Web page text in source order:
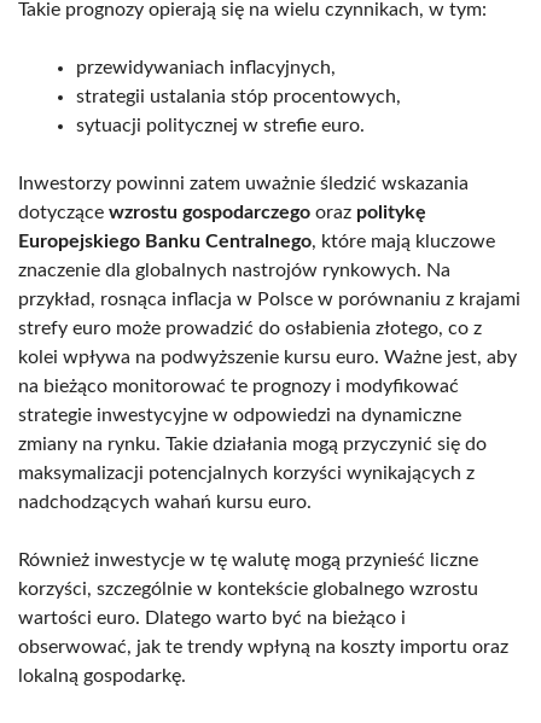
Takie prognozy opierają się na wielu czynnikach, w tym:
przewidywaniach inflacyjnych,
strategii ustalania stóp procentowych,
sytuacji politycznej w strefie euro.
Inwestorzy powinni zatem uważnie śledzić wskazania
dotyczące wzrostu gospodarczego oraz politykę
Europejskiego Banku Centralnego, które mają kluczowe
znaczenie dla globalnych nastrojów rynkowych. Na
przykład, rosnąca inflacja w Polsce w porównaniu z krajami
strefy euro może prowadzić do osłabienia złotego, co z
kolei wpływa na podwyższenie kursu euro. Ważne jest, aby
na bieżąco monitorować te prognozy i modyfikować
strategie inwestycyjne w odpowiedzi na dynamiczne
zmiany na rynku. Takie działania mogą przyczynić się do
maksymalizacji potencjalnych korzyści wynikających z
nadchodzących wahań kursu euro.
Również inwestycje w tę walutę mogą przynieść liczne
korzyści, szczególnie w kontekście globalnego wzrostu
wartości euro. Dlatego warto być na bieżąco i
obserwować, jak te trendy wpłyną na koszty importu oraz
lokalną gospodarkę.